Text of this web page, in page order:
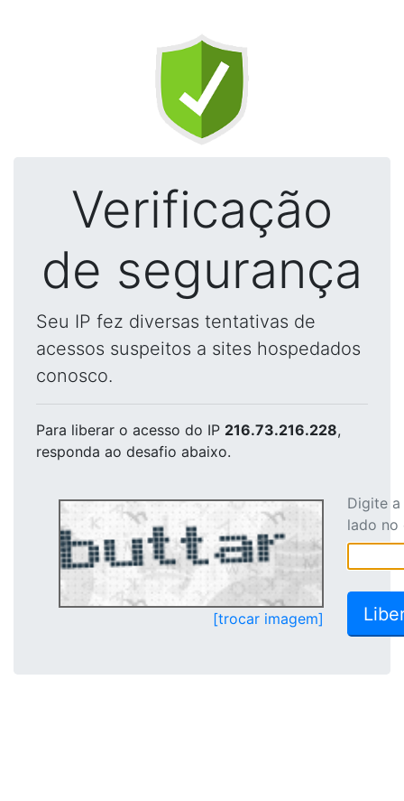
Verificação
de segurança
Seu IP fez diversas tentativas de
acessos suspeitos a sites hospedados
conosco.
Para liberar o acesso do IP 216.73.216.228,
responda ao desafio abaixo.
[trocar imagem]
Digite
lado no